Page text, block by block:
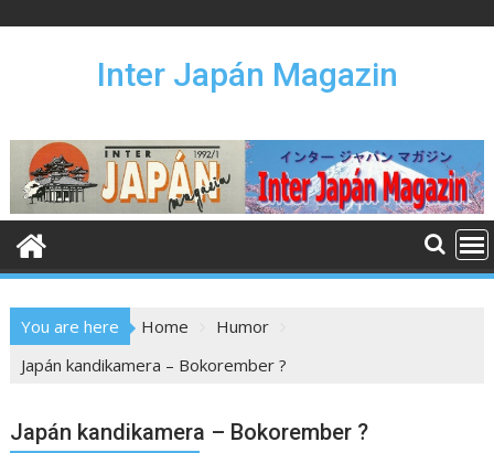
n
e
Inter Japán Magazin
You are here Home
Humor
Japán kandikamera – Bokorember ?
Japán kandikamera – Bokorember ?